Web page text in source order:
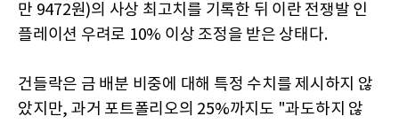
만 9472원)의 사상 최고치를 기록한 뒤 이란 전쟁발 인
플레이션 우려로 10% 이상 조정을 받은 상태다.
건들락은 금 배분 비중에 대해 특정 수치를 제시하지 않
았지만, 과거 포트폴리오의 25%까지도 "과도하지 않